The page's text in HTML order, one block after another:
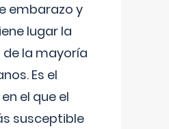
embarazo y
lugar la
la mayoría
Es el
el que el
susceptible